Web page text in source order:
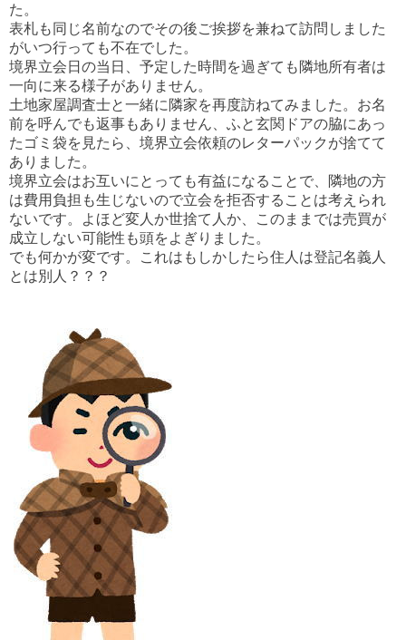
た。
表札も同じ名前なのでその後ご挨拶を兼ねて訪問しました
がいつ行っても不在でした。
境界立会日の当日、予定した時間を過ぎても隣地所有者は
一向に来る様子がありません。
土地家屋調査士と一緒に隣家を再度訪ねてみました。お名
前を呼んでも返事もありません、ふと玄関ドアの脇にあっ
たゴミ袋を見たら、境界立会依頼のレターパックが捨てて
ありました。
境界立会はお互いにとっても有益になることで、隣地の方
は費用負担も生じないので立会を拒否することは考えられ
ないです。よほど変人か世捨て人か、このままでは売買が
成立しない可能性も頭をよぎりました。
でも何かが変です。これはもしかしたら住人は登記名義人
とは別人？？？